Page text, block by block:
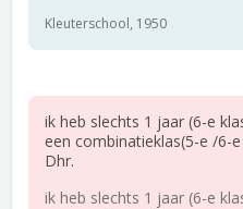
Kleuterschool, 1950
ik heb slechts 1 jaar (6-e
een combinatieklas(5-e /6-
Dhr.
ik heb slechts 1 jaar (6-e